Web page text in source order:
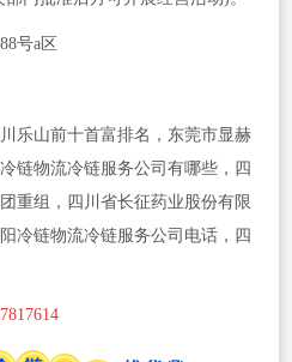
号a区
乐山前十首富排名，东莞市显赫
链物流冷链服务公司有哪些，四
重组，四川省长征药业股份有限
冷链物流冷链服务公司电话，四